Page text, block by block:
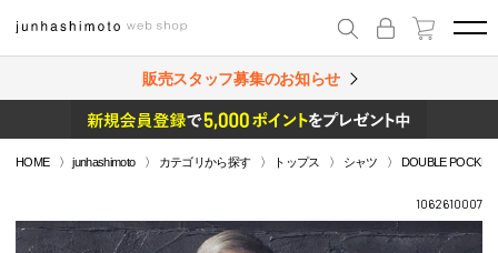
販売スタッフ募集のお知らせ
HOME junhashimoto カテゴリから探す トップス シャツ DOUBLE
1062610007